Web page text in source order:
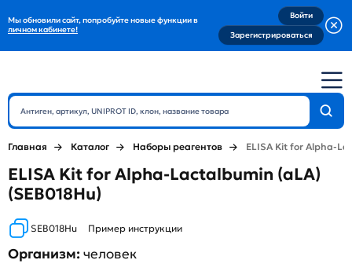
Мы обновили сайт, попробуйте новые функции в
личном кабинете!
Войти
Зарегистрироваться
Главная Каталог Наборы реагентов ELISA Kit for Alpha-
ELISA Kit for Alpha-Lactalbumin (aLA)
(SEB018Hu)
SEB018Hu Пример инструкции
Организм:человек